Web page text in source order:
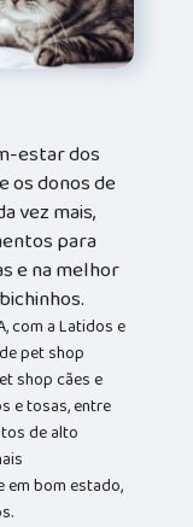
estar dos
os donos de
vez mais,
para
e na melhor
com a Latidos e
pet shop
shop cães e
e tosas, entre
de alto
em bom estado,